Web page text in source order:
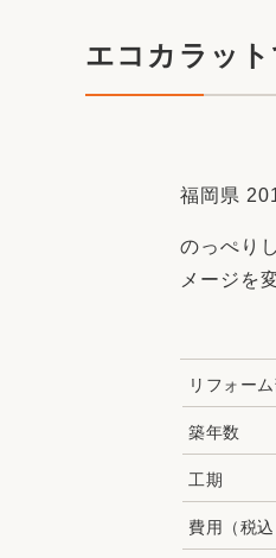
お客さま
中古物
ストッ
エコカラッ
福岡県
のっぺり
メージを
リフォー
築年数
工期
費用（税込